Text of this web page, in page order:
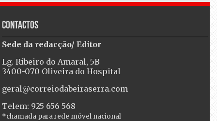
Contactos
Sede da redacção/ Editor
Lg. Ribeiro do Amaral, 5B
3400-070 Oliveira do Hospital
geral@correiodabeiraserra.com
Telem: 925 656 568
*chamada para rede móvel nacional